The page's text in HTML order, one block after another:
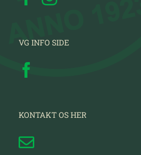
VG INFO SIDE
KONTAKT OS HER